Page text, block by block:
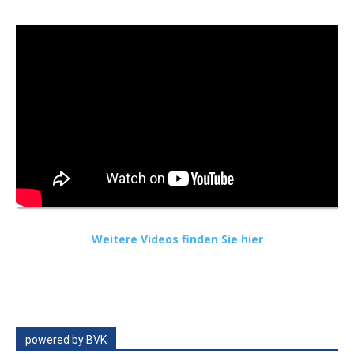
Weitere Videos finden Sie hier
powered by BVK